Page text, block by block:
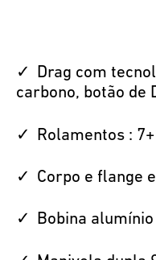
Drag com
carbono, botão de
Rolamentos :
Corpo e flange
Bobina alumínio